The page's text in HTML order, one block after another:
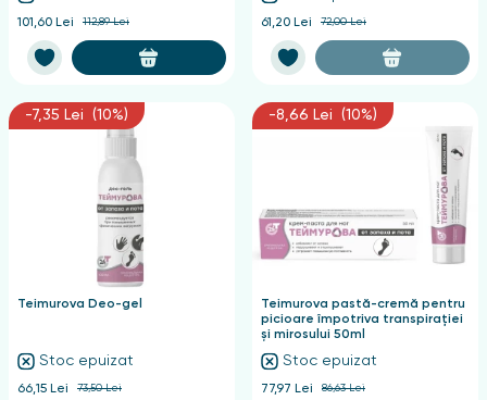
101,60 Lei 112,89 Lei 61,20 Lei 72,00 Lei
-7,35 Lei (10%)
Teimurova Deo-gel
Stoc epuizat
66,15 Lei 73,50 Lei
-8,66 Lei (10%)
Teimurova pastă-cremă pentru
picioare împotriva transpirației
și mirosului 50ml
Stoc epuizat
77,97 Lei 86,63 Lei